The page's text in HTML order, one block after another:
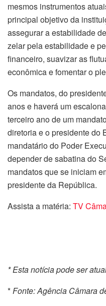
mesmos instrumentos
principal objetivo da
assegurar a estabilidade
zelar pela estabilidade e
financeiro, suavizar as
econômica e fomentar o
Os mandatos, do
anos e haverá um
terceiro ano de um
diretoria e o presidente do
mandatário do Poder
depender de sabatina do
mandatos que se iniciam
presidente da República.
Assista a matéria: TV
* Esta notícia pode ser
*Fonte: Agência Câmara